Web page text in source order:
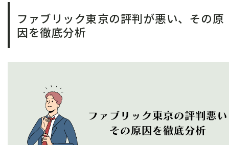
ファブリック東京の評判が悪い、その原
因を徹底分析